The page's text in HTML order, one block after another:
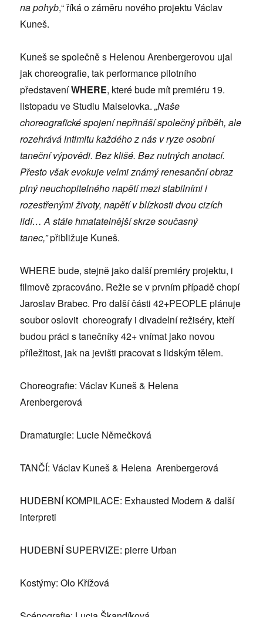
na pohyb,“ říká o záměru nového projektu Václav
Kuneš.
Kuneš se společně s Helenou Arenbergerovou ujal
jak choreografie, tak performance pilotního
představeníWHERE, které bude mít premiéru 19.
listopadu ve Studiu Maiselovka. „Naše
choreografické spojení nepřináší společný příběh, ale
rozehrává intimitu každého z nás v ryze osobní
taneční výpovědi. Bez klišé. Bez nutných anotací.
Přesto však evokuje velmi známý renesanční obraz
plný neuchopitelného napětí mezi stabilními i
rozestřenými životy, napětí v blízkosti dvou cizích
lidí… A stále hmatatelnější skrze současný
tanec,”přibližuje Kuneš.
WHERE bude, stejně jako další premiéry projektu, i
filmově zpracováno. Režie se v prvním případě chopí
Jaroslav Brabec. Pro další části 42+PEOPLE plánuje
soubor oslovit choreografy i divadelní režiséry, kteří
budou práci s tanečníky 42+ vnímat jako novou
příležitost, jak na jevišti pracovat s lidským tělem.
Choreografie: Václav Kuneš & Helena
Arenbergerová
Dramaturgie: Lucie Němečková
TANČÍ: Václav Kuneš & Helena Arenbergerová
HUDEBNÍ KOMPILACE: Exhausted Modern & další
interpreti
HUDEBNÍ SUPERVIZE: pierre Urban
Kostýmy: Olo Křížová